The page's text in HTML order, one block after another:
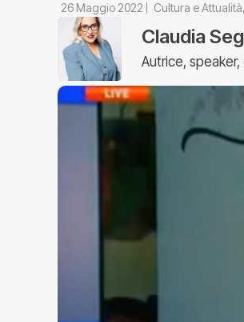
26 Maggio 2022 Cultura e Attualità,
Claudia
Autrice,